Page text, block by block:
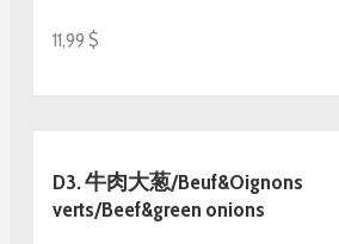
11,99 $
D3. 牛肉大葱/Beuf&Oignons
verts/Beef&green onions